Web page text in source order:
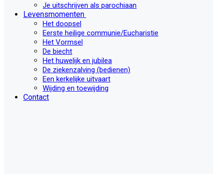
Je uitschrijven als parochiaan
Levensmomenten
Het doopsel
Eerste heilige communie/Eucharistie
Het Vormsel
De biecht
Het huwelijk en jubilea
De ziekenzalving (bedienen)
Een kerkelijke uitvaart
Wijding en toewijding
Contact